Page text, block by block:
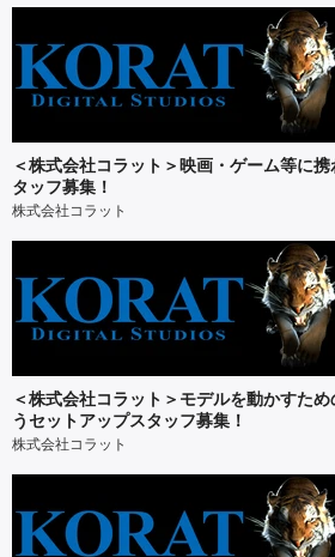
＜株式会社コラット＞映画・ゲーム等に
タッフ募集！
株式会社コラット
＜株式会社コラット＞モデルを動かすた
うセットアップスタッフ募集！
株式会社コラット